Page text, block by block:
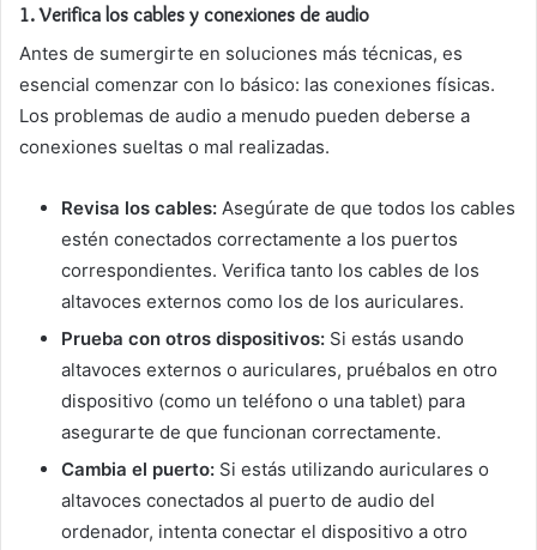
1.Verifica los cables y conexiones de audio
Antes de sumergirte en soluciones más técnicas, es
esencial comenzar con lo básico: las conexiones físicas.
Los problemas de audio a menudo pueden deberse a
conexiones sueltas o mal realizadas.
Revisa los cables: Asegúrate de que todos los cables
estén conectados correctamente a los puertos
correspondientes. Verifica tanto los cables de los
altavoces externos como los de los auriculares.
Prueba con otros dispositivos: Si estás usando
altavoces externos o auriculares, pruébalos en otro
dispositivo (como un teléfono o una tablet) para
asegurarte de que funcionan correctamente.
Cambia el puerto: Si estás utilizando auriculares o
altavoces conectados al puerto de audio del
ordenador, intenta conectar el dispositivo a otro